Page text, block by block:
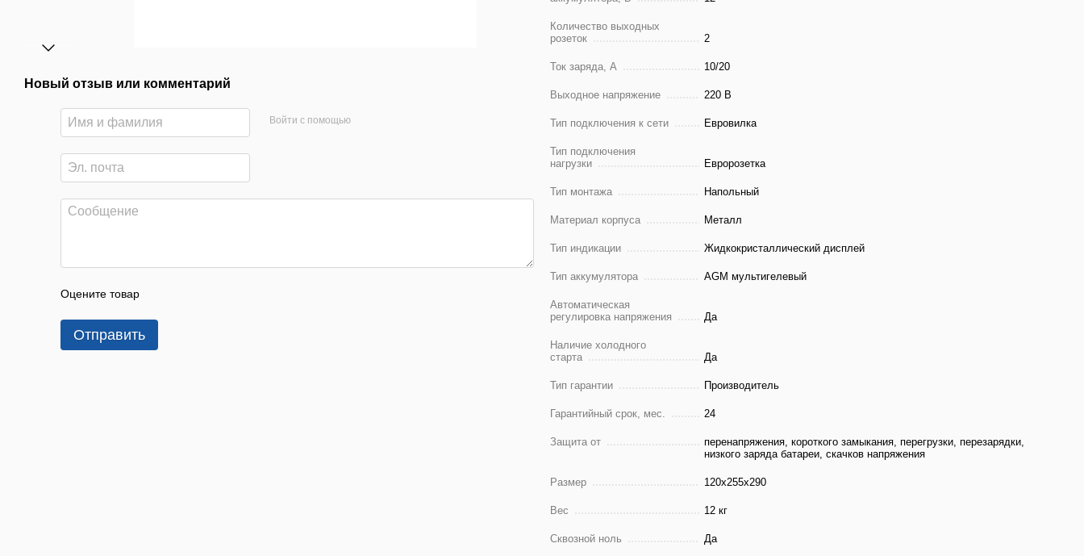
Новый отзыв или комментарий
Войти с помощью
Оцените товар
Отправить
Количество выходных
розеток
2
Ток заряда, А 10/20
Выходное напряжение 220 В
Тип подключения к сети Евровилка
Тип подключения
нагрузки
Евророзетка
Тип монтажа Напольный
Материал корпуса Металл
Тип индикации Жидкокристаллический дисплей
Тип аккумулятора AGM мультигелевый
Автоматическая
регулировка напряжения
Да
Наличие холодного
старта
Да
Тип гарантии Производитель
Гарантийный срок, мес. 24
Защита от
перенапряжения, короткого замыкания, перегрузки, перезарядки,
низкого заряда батареи, скачков напряжения
Размер 120х255х290
Вес 12 кг
Сквозной ноль Да